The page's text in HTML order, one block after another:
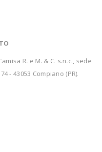
R. e M. & C. s.n.c., sede
- 43053 Compiano (PR).